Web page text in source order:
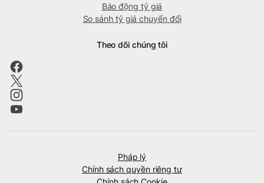
Báo động tỷ giá
So sánh tỷ giá chuyển đổi
Theo dõi chúng tôi
Pháp lý
Chính sách quyền riêng tư